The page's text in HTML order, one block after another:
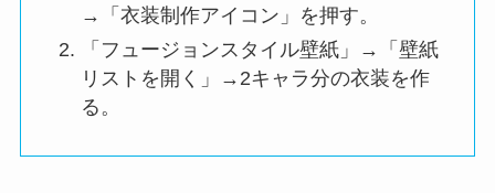
→「衣装制作アイコン」を押す。
「フュージョンスタイル壁紙」→「壁紙
リストを開く」→ 2キャラ分の衣装を作
る 。